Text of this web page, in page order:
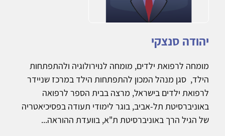
יהודה סנצקי
מומחה לרפואת ילדים, מומחה לנוירולוגיה ולהתפתחות
הילד, סגן מנהל המכון להתפתחות הילד במרכז שניידר
לרפואת ילדים בישראל, מרצה בבית הספר לרפואה
באוניברסיטת תל-אביב, בוגר לימודי תעודה בפסיכיאטריה
של הגיל הרך באוניברסיטת ת"א, בוועדת ההוראה...